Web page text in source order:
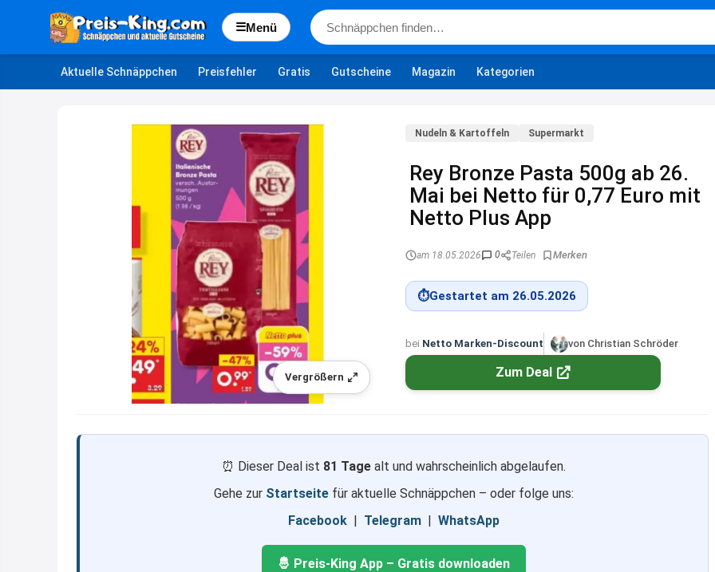
☰Menü
Aktuelle Schnäppchen Preisfehler Gratis Gutscheine Magazin Kategorien
Vergrößern
Nudeln & Kartoffeln Supermarkt
Rey Bronze Pasta 500g ab 26.
Mai bei Netto für 0,77 Euro mit
Netto Plus App
am 18.05.2026 0 Teilen
⏱Gestartet am 26.05.2026
bei Netto Marken-Discount von Christian Schröder
Zum Deal
⏰ Dieser Deal ist 81 Tage alt und wahrscheinlich abgelaufen.
Gehe zur Startseite für aktuelle Schnäppchen – oder folge uns:
Facebook | Telegram | WhatsApp
🤴 Preis-King App – Gratis downloaden